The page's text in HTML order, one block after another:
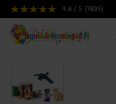
4.8 / 5 (7895)